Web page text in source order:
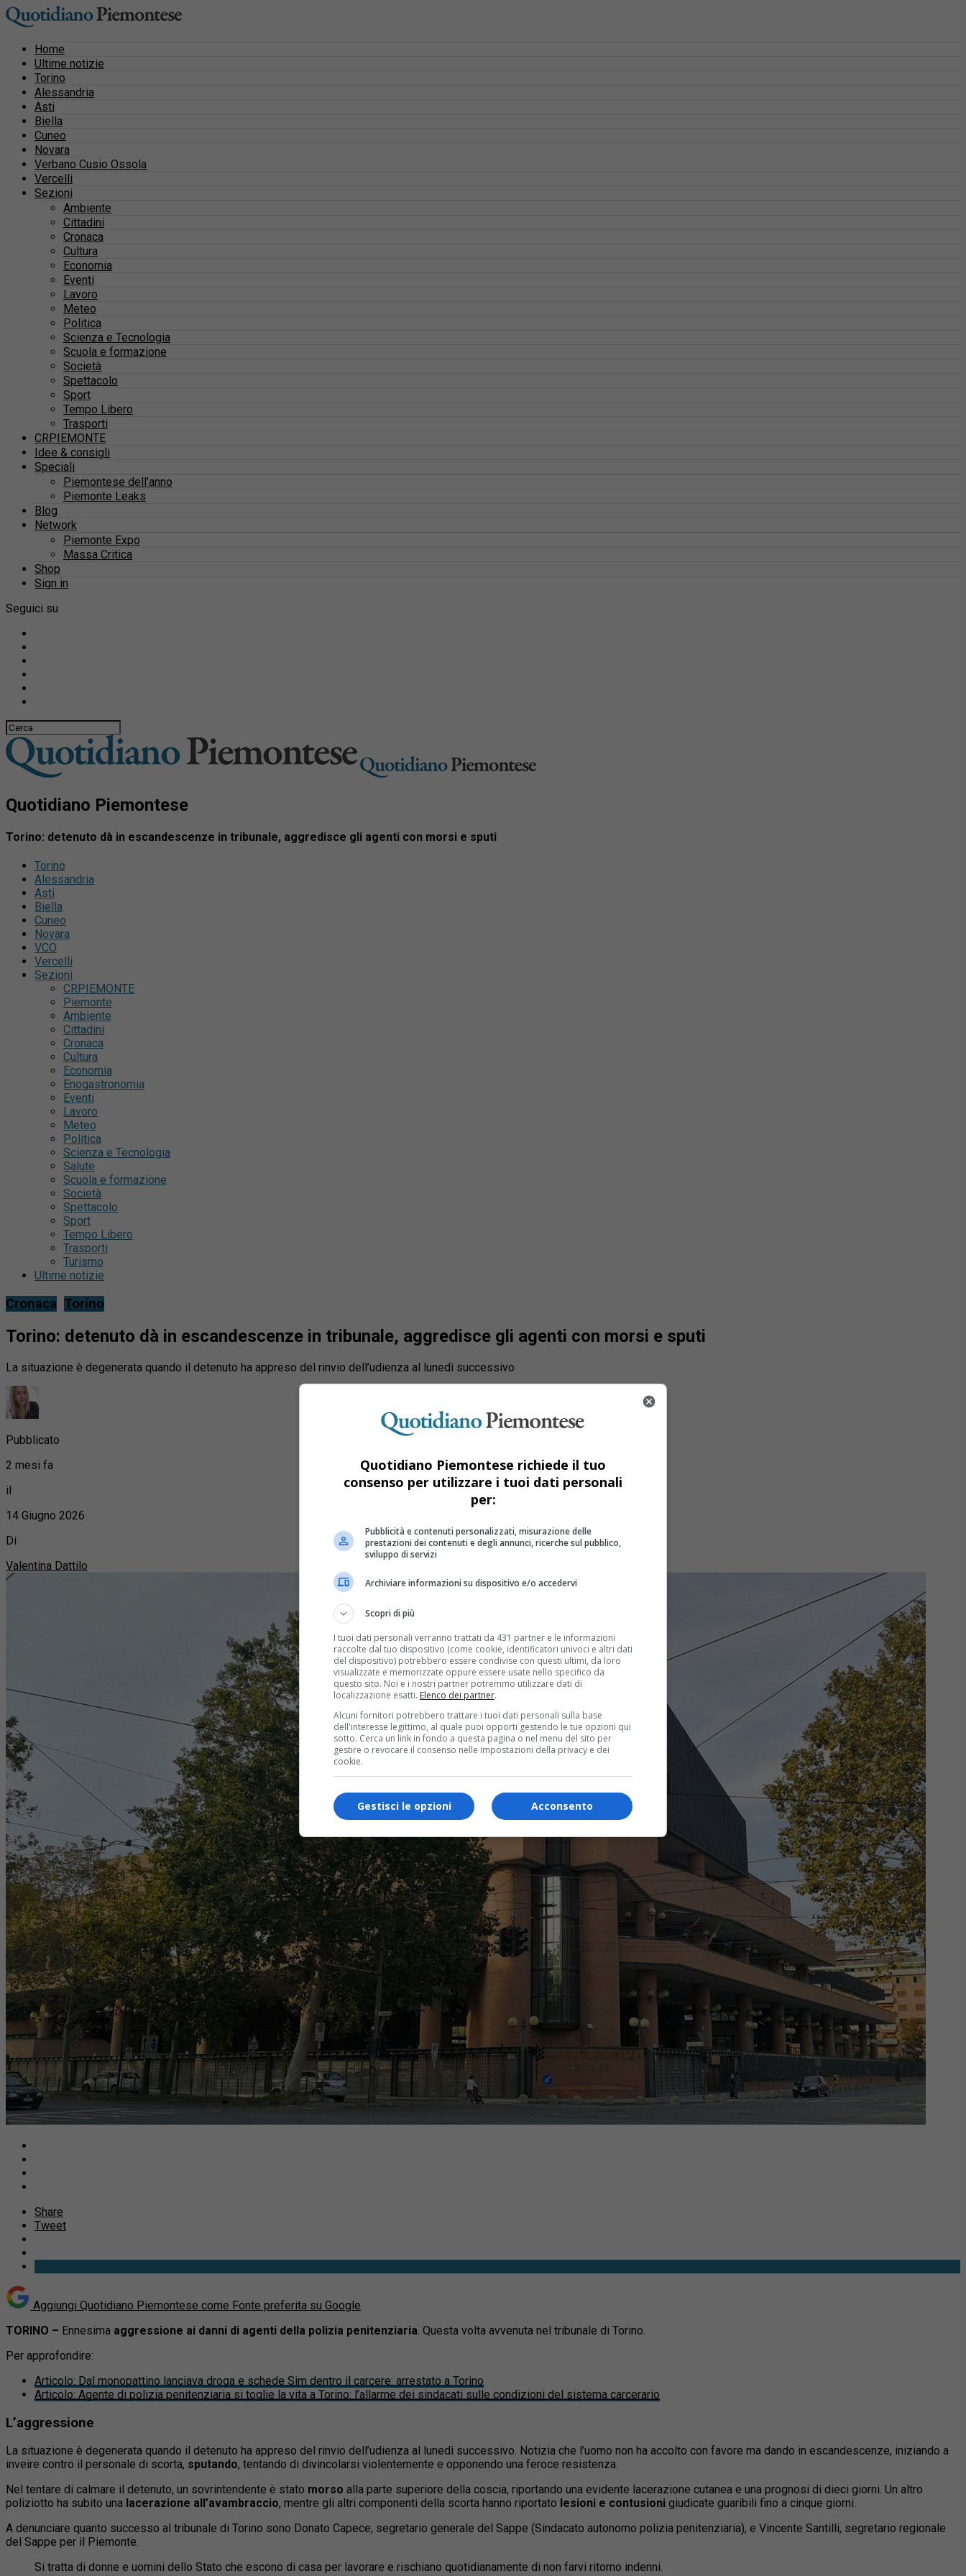
Home
Ultime notizie
Torino
Alessandria
Asti
Biella
Cuneo
Novara
Verbano Cusio Ossola
Vercelli
Sezioni
Ambiente
Cittadini
Cronaca
Cultura
Economia
Eventi
Lavoro
Meteo
Politica
Scienza e Tecnologia
Scuola e formazione
Società
Spettacolo
Sport
Tempo Libero
Trasporti
CRPIEMONTE
Idee & consigli
Speciali
Piemontese dell’anno
Piemonte Leaks
Blog
Network
Piemonte Expo
Massa Critica
Shop
Sign in
Seguici su
Quotidiano Piemontese
Torino: detenuto dà in escandescenze in tribunale, aggredisce gli agenti con morsi e sputi
Torino
Alessandria
Asti
Biella
Cuneo
Novara
VCO
Vercelli
Sezioni
CRPIEMONTE
Piemonte
Ambiente
Cittadini
Cronaca
Cultura
Economia
Enogastronomia
Eventi
Lavoro
Meteo
Politica
Scienza e Tecnologia
Salute
Scuola e formazione
Società
Spettacolo
Sport
Tempo Libero
Trasporti
Turismo
Ultime notizie
Cronaca Torino
Torino: detenuto dà in escandescenze in tribunale, aggredisce gli agenti con morsi e sputi
La situazione è degenerata quando il detenuto ha appreso del rinvio dell’udienza al lunedì successivo
Pubblicato
2 mesi fa
il
14 Giugno 2026
Di
Valentina Dattilo
Share
Tweet
Aggiungi Quotidiano Piemontese come Fonte preferita su Google
TORINO – Ennesima aggressione ai danni di agenti della polizia penitenziaria. Questa volta avvenuta nel tribunale di Torino.
Per approfondire:
Articolo: Dal monopattino lanciava droga e schede Sim dentro il carcere: arrestato a Torino
Articolo: Agente di polizia penitenziaria si toglie la vita a Torino: l’allarme dei sindacati sulle condizioni del sistema carcerario
L’aggressione
La situazione è degenerata quando il detenuto ha appreso del rinvio dell’udienza al lunedì successivo. Notizia che l’uomo non ha accolto con favore ma dando in escandescenze, iniziando a
inveire contro il personale di scorta, sputando, tentando di divincolarsi violentemente e opponendo una feroce resistenza.
Nel tentare di calmare il detenuto, un sovrintendente è stato morso alla parte superiore della coscia, riportando una evidente lacerazione cutanea e una prognosi di dieci giorni. Un altro
poliziotto ha subito una lacerazione all’avambraccio, mentre gli altri componenti della scorta hanno riportato lesioni e contusioni giudicate guaribili fino a cinque giorni.
A denunciare quanto successo al tribunale di Torino sono Donato Capece, segretario generale del Sappe (Sindacato autonomo polizia penitenziaria), e Vincente Santilli, segretario regionale
del Sappe per il Piemonte.
Si tratta di donne e uomini dello Stato che escono di casa per lavorare e rischiano quotidianamente di non farvi ritorno indenni.
Quotidiano Piemontese richiede il tuo
consenso per utilizzare i tuoi dati personali
per:
Pubblicità e contenuti personalizzati, misurazione delle
prestazioni dei contenuti e degli annunci, ricerche sul pubblico,
sviluppo di servizi
Archiviare informazioni su dispositivo e/o accedervi
Scopri di più
I tuoi dati personali verranno trattati da 431 partner e le informazioni
raccolte dal tuo dispositivo (come cookie, identificatori univoci e altri dati
del dispositivo) potrebbero essere condivise con questi ultimi, da loro
visualizzate e memorizzate oppure essere usate nello specifico da
questo sito. Noi e i nostri partner potremmo utilizzare dati di
localizzazione esatti. Elenco dei partner.
Alcuni fornitori potrebbero trattare i tuoi dati personali sulla base
dell'interesse legittimo, al quale puoi opporti gestendo le tue opzioni qui
sotto. Cerca un link in fondo a questa pagina o nel menu del sito per
gestire o revocare il consenso nelle impostazioni della privacy e dei
cookie.
Acconsento
Gestisci le opzioni